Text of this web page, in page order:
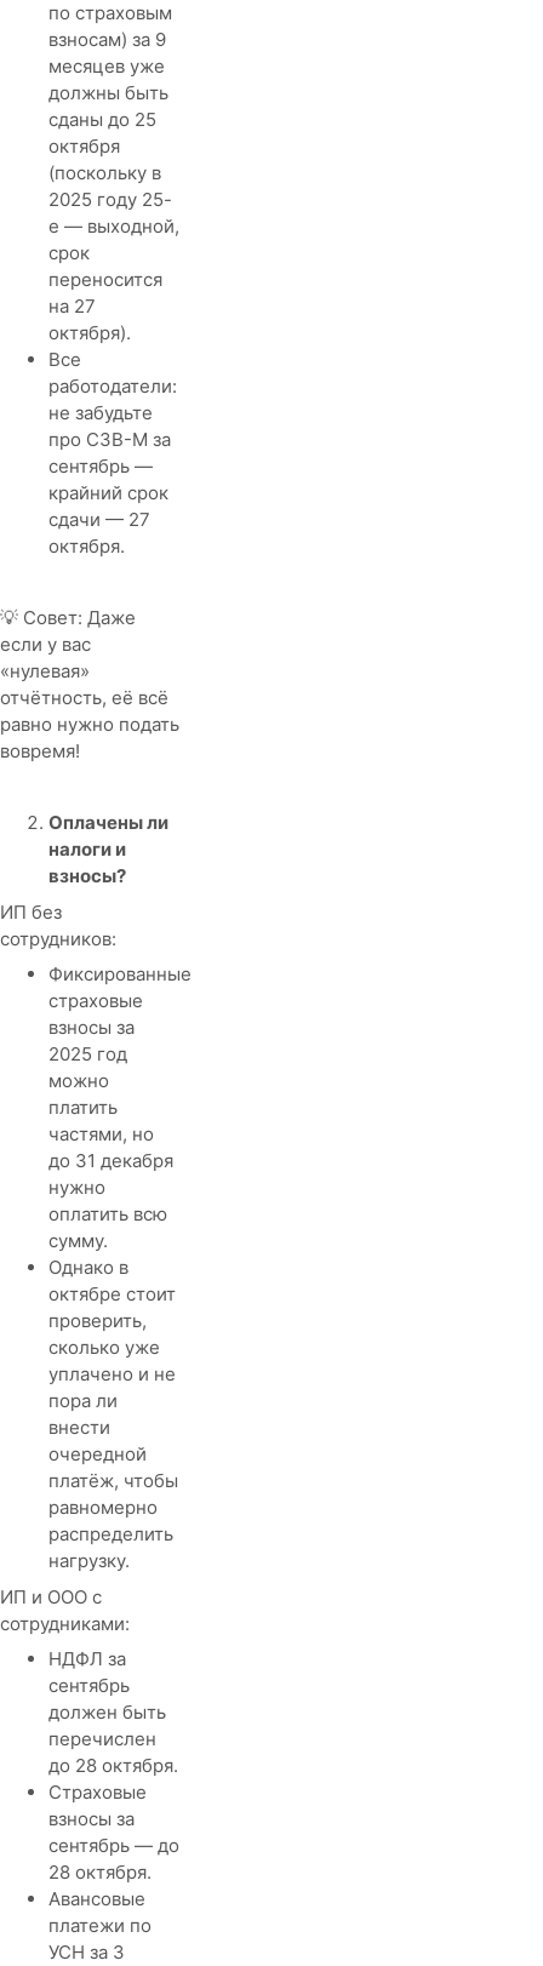
по страховым
взносам) за 9
месяцев уже
должны быть
сданы до 25
октября
(поскольку в
2025 году 25-
е — выходной,
срок
переносится
на 27
октября).
Все
работодатели:
не забудьте
про СЗВ-М за
сентябрь —
крайний срок
сдачи — 27
октября.
💡 Совет: Даже
если у вас
«нулевая»
отчётность, её всё
равно нужно подать
вовремя!
Оплачены ли
налоги и
взносы?
ИП без
сотрудников:
Фиксированные
страховые
взносы за
2025 год
можно
платить
частями, но
до 31 декабря
нужно
оплатить всю
сумму.
Однако в
октябре стоит
проверить,
сколько уже
уплачено и не
пора ли
внести
очередной
платёж, чтобы
равномерно
распределить
нагрузку.
ИП и ООО с
сотрудниками:
НДФЛ за
сентябрь
должен быть
перечислен
до 28 октября.
Страховые
взносы за
сентябрь — до
28 октября.
Авансовые
платежи по
УСН за 3